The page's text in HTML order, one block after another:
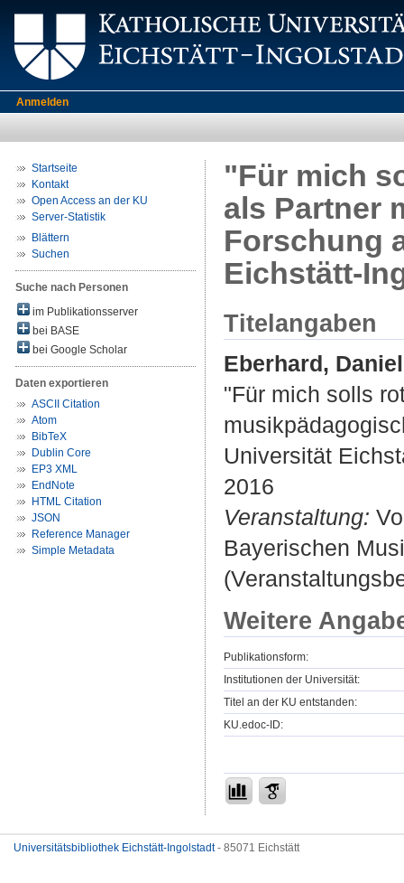
Anmelden
Startseite
Kontakt
Open Access an der KU
Server-Statistik
Blättern
Suchen
Suche nach Personen
im Publikationsserver
bei BASE
bei Google Scholar
Daten exportieren
ASCII Citation
Atom
BibTeX
Dublin Core
EP3 XML
EndNote
HTML Citation
JSON
Reference Manager
Simple Metadata
"Für mich
als Partner
Forschung
Eichstätt-
Titelangaben
Eberhard,
"Für mich solls
Universität
2016
Veranstaltung:
Bayerischen
Weitere
Publikationsform:
Institutionen der Universität:
Titel an der KU entstanden:
KU.edoc-ID:
Universitätsbibliothek Eichstätt-Ingolstadt- 85071 Eichstätt